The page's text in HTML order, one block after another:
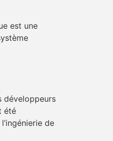
est une
développeurs
été
de